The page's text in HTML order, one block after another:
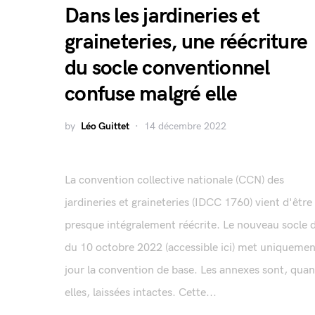
Dans les jardineries et
graineteries, une réécriture
du socle conventionnel
confuse malgré elle
by Léo Guittet 14 décembre 2022
La convention collective nationale (CCN) des
jardineries et graineteries (IDCC 1760) vient d'être
presque intégralement réécrite. Le nouveau socle
du 10 octobre 2022 (accessible ici) met
jour la convention de base. Les annexes sont,
elles, laissées intactes. Cette...